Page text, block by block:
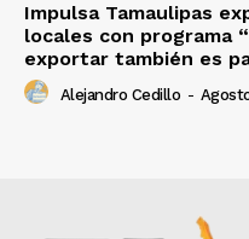
Impulsa Tamaulipas
locales con programa
exportar también es
Alejandro Cedillo -